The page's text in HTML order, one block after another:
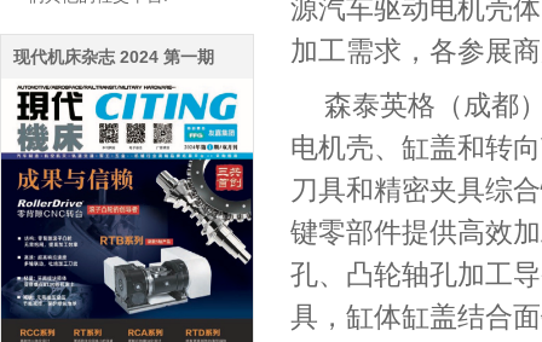
现代机床杂志 2024 第一期
源汽车驱动电机壳
加工需求，各参展
森泰英格（成都
电机壳、缸盖和转
刀具和精密夹具综
键零部件提供高效
孔、凸轮轴孔加工
具，缸体缸盖结合